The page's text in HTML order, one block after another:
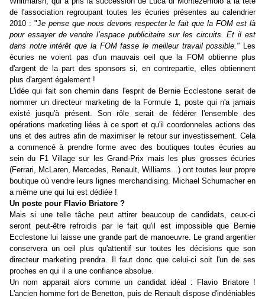
de l'association regroupant toutes les écuries présentes au calendrier
2010 : "Je pense que nous devons respecter le fait que la FOM est là
pour essayer de vendre l’espace publicitaire sur les circuits. Et il est
dans notre intérêt que la FOM fasse le meilleur travail possible." Les
écuries ne voient pas d'un mauvais oeil que la FOM obtienne plus
d'argent de la part des sponsors si, en contrepartie, elles obtiennent
plus d'argent également !
L'idée qui fait son chemin dans l'esprit de Bernie Ecclestone serait de
nommer un directeur marketing de la Formule 1, poste qui n'a jamais
existé jusqu'à présent. Son rôle serait de fédérer l'ensemble des
opérations marketing liées à ce sport et qu'il coordonneles actions des
uns et des autres afin de maximiser le retour sur investissement. Cela
a commencé à prendre forme avec des boutiques toutes écuries au
sein du F1 Village sur les Grand-Prix mais les plus grosses écuries
(Ferrari, McLaren, Mercedes, Renault, Williams...) ont toutes leur propre
boutique où vendre leurs lignes merchandising. Michael Schumacher en
a même une qui lui est dédiée !
Un poste pour Flavio Briatore ?
Mais si une telle tâche peut attirer beaucoup de candidats, ceux-ci
seront peut-être refroidis par le fait qu'il est impossible que Bernie
Ecclestone lui laisse une grande part de manoeuvre. Le grand argentier
conservera un oeil plus qu'attentif sur toutes les décisions que son
directeur marketing prendra. Il faut donc que celui-ci soit l'un de ses
proches en qui il a une confiance absolue.
Un nom apparait alors comme un candidat idéal : Flavio Briatore !
L'ancien homme fort de Benetton, puis de Renault dispose d'indéniables